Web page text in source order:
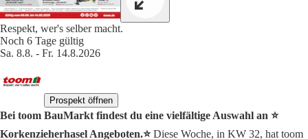
Respekt, wer's selber macht.
Noch 6 Tage gültig
Sa. 8.8. - Fr. 14.8.2026
Prospekt öffnen
Bei toom BauMarkt findest du eine vielfältige Auswahl an ⭐️
Korkenzieherhasel Angeboten.⭐️Diese Woche, in KW 32, hat toom